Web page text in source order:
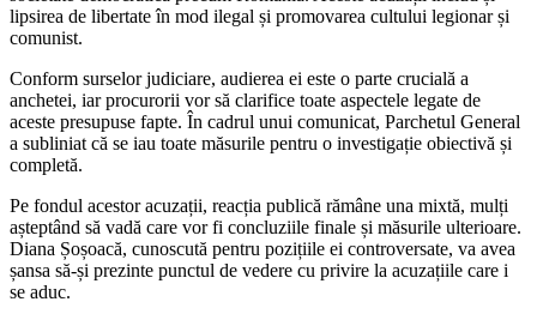
lipsirea de libertate în mod ilegal și promovarea cultului legionar și
comunist.
Conform surselor judiciare, audierea ei este o parte crucială a
anchetei, iar procurorii vor să clarifice toate aspectele legate de
aceste presupuse fapte. În cadrul unui comunicat, Parchetul General
a subliniat că se iau toate măsurile pentru o investigație obiectivă și
completă.
Pe fondul acestor acuzații, reacția publică rămâne una mixtă, mulți
așteptând să vadă care vor fi concluziile finale și măsurile ulterioare.
Diana Șoșoacă, cunoscută pentru pozițiile ei controversate, va avea
șansa să-și prezinte punctul de vedere cu privire la acuzațiile care i
se aduc.